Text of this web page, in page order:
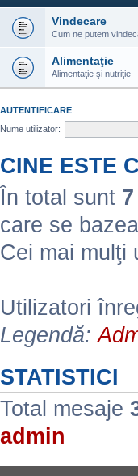
Vindecare
Cum ne putem
Alimentaţie
Alimentaţie şi nutriţie
AUTENTIFICARE
Nume utilizator:
CINE ESTE
În total sunt 7
care se
Cei mai mulţi
Utilizatori
Legendă:
STATISTICI
Total mesaje
admin